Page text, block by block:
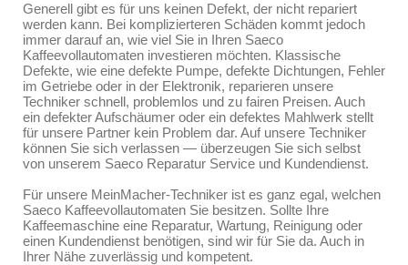
Generell gibt es für uns keinen Defekt, der nicht repariert
werden kann. Bei komplizierteren Schäden kommt jedoch
immer darauf an, wie viel Sie in Ihren Saeco
Kaffeevollautomaten investieren möchten. Klassische
Defekte, wie eine defekte Pumpe, defekte Dichtungen, Fehler
im Getriebe oder in der Elektronik, reparieren unsere
Techniker schnell, problemlos und zu fairen Preisen. Auch
ein defekter Aufschäumer oder ein defektes Mahlwerk stellt
für unsere Partner kein Problem dar. Auf unsere Techniker
können Sie sich verlassen — überzeugen Sie sich selbst
von unserem Saeco Reparatur Service und Kundendienst.
Für unsere MeinMacher-Techniker ist es ganz egal, welchen
Saeco Kaffeevollautomaten Sie besitzen. Sollte Ihre
Kaffeemaschine eine Reparatur, Wartung, Reinigung oder
einen Kundendienst benötigen, sind wir für Sie da. Auch in
Ihrer Nähe zuverlässig und kompetent.